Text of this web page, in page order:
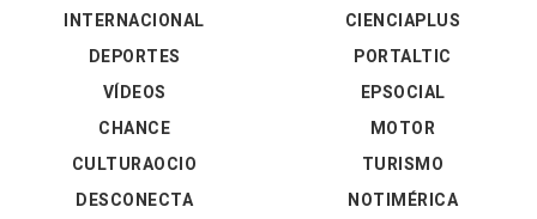
INTERNACIONAL
DEPORTES
VÍDEOS
CIENCIAPLUS
PORTALTIC
EPSOCIAL
CHANCE
CULTURAOCIO
DESCONECTA
MOTOR
TURISMO
NOTIMÉRICA